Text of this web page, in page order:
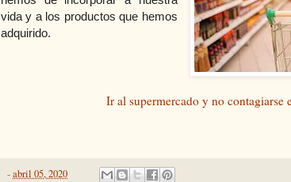
vida y a los productos que hemos
adquirido.
Ir al supermercado y no contagiarse
-abril 05, 2020